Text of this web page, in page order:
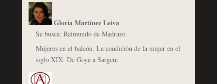
Gloria Martínez Leiva
Se busca: Raimundo de Madrazo
Mujeres en el balcón. La condición de la mujer en el
siglo XIX: De Goya a Sargent